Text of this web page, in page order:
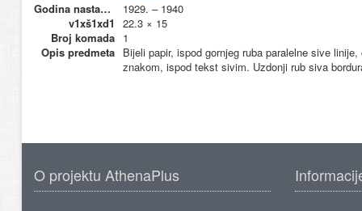
Godina nastanka
1929. – 1940
v1xš1xd1
22.3 × 15
Broj komada 1
Opis predmeta Bijeli papir, ispod gornjeg ruba paralelne sive
znakom, ispod tekst sivim. Uzdonji rub siva
O projektu AthenaPlus